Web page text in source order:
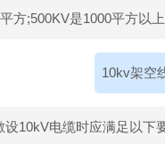
方;500KV是1000平方以上
10kv架空
设10kV电缆时应满足以下